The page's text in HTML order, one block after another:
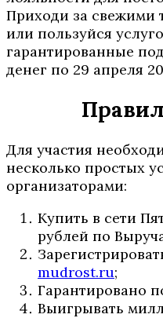
Приходи за свежими
или пользуйся
гарантированные
денег по 29 апреля
Для участия
несколько простых
организаторами:
Купить в сети
рублей по
mudrost.ru;
Гарантировано
Выигрывать